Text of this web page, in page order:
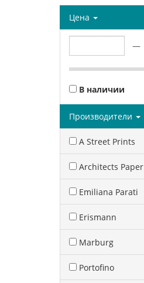
Цена
—
В наличии
Производители
A Street Prints
Architects Paper
Emiliana Parati
Erismann
Marburg
Portofino